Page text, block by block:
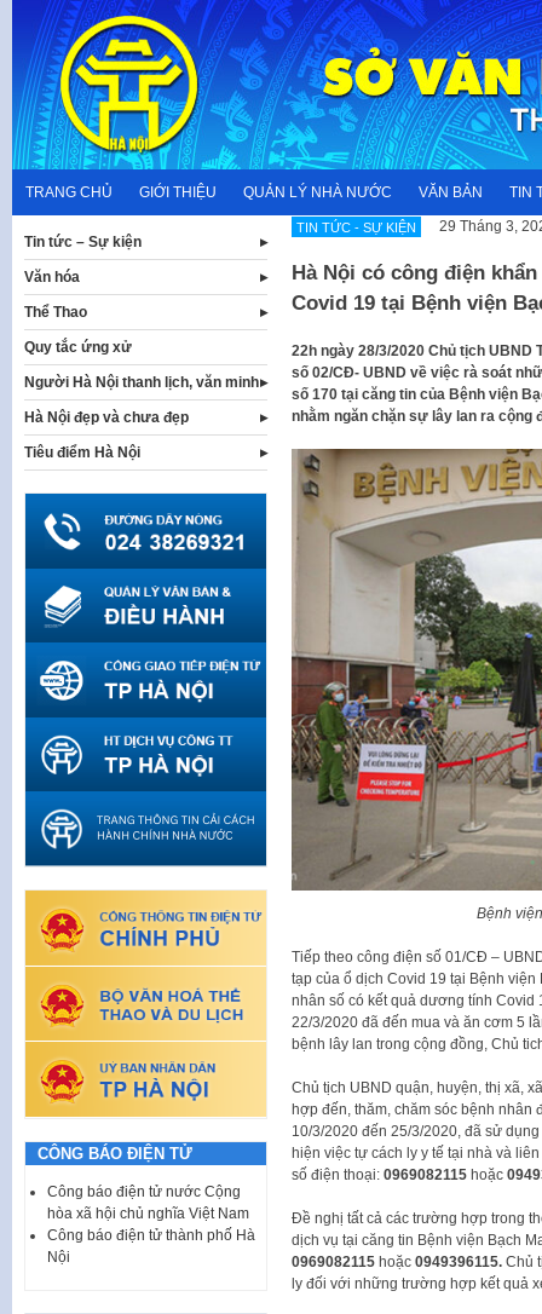
content
TRANG CHỦ GIỚI THIỆU QUẢN LÝ NHÀ NƯỚC VĂN BẢN TIN
TIN TỨC - SỰ KIỆN 29 Tháng 3,
Hà Nội có công điện
Covid 19 tại Bệnh viện
22h ngày 28/3/2020 Chủ tịch
số 02/CĐ- UBND về việc rà soát
số 170 tại căng tin của Bệnh viện
nhằm ngăn chặn sự lây lan ra cộng
Bệnh
Tiếp theo công điện số 01/CĐ –
tạp của ổ dịch Covid 19 tại Bệnh
nhân số có kết quả dương tính
22/3/2020 đã đến mua và ăn cơm 5
bệnh lây lan trong cộng đồng, Chủ
Chủ tịch UBND quận, huyện, thị xã,
hợp đến, thăm, chăm sóc bệnh nhân
10/3/2020 đến 25/3/2020, đã sử
hiện việc tự cách ly y tế tại nhà và
số điện thoại: 0969082115hoặc
Đề nghị tất cả các trường hợp trong
dịch vụ tại căng tin Bệnh viện Bạch
0969082115hoặc 0949396115.Chủ
ly đối với những trường hợp kết quả
Tin tức – Sự kiện
Văn hóa
Thể Thao
Quy tắc ứng xử
Người Hà Nội thanh lịch, văn minh
Hà Nội đẹp và chưa đẹp
Tiêu điểm Hà Nội
CÔNG BÁO ĐIỆN TỬ
Công báo điện tử nước Cộng
hòa xã hội chủ nghĩa Việt Nam
Công báo điện tử thành phố Hà
Nội